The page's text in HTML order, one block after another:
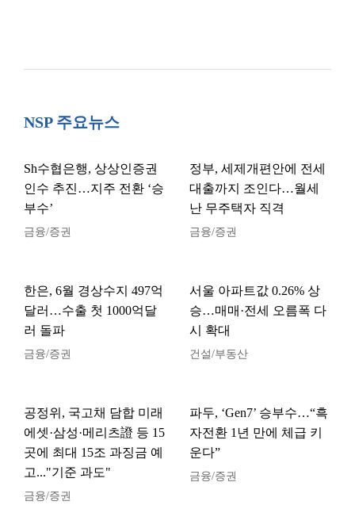
NSP 주요뉴스
Sh수협은행, 상상인증권
인수 추진…지주 전환 ‘승
부수’
금융/증권
정부, 세제개편안에 전세
대출까지 조인다…월세
난 무주택자 직격
금융/증권
한은, 6월 경상수지 497억
달러…수출 첫 1000억달
러 돌파
금융/증권
서울 아파트값 0.26% 상
승…매매·전세 오름폭 다
시 확대
건설/부동산
공정위, 국고채 담합 미래
에셋·삼성·메리츠證 등 15
곳에 최대 15조 과징금 예
고..."기준 과도"
금융/증권
파두, ‘Gen7’ 승부수…“흑
자전환 1년 만에 체급 키
운다”
금융/증권